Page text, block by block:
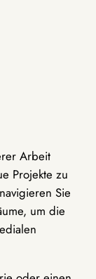
Arbeit
Projekte zu
Sie
um die